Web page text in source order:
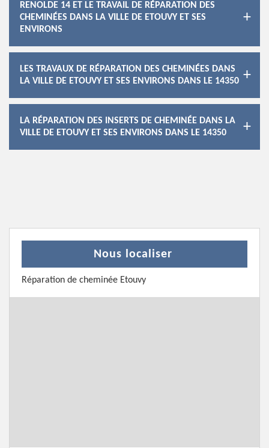
RENOLDE 14 ET LE TRAVAIL DE RÉPARATION DES
CHEMINÉES DANS LA VILLE DE ETOUVY ET SES
ENVIRONS
LES TRAVAUX DE RÉPARATION DES CHEMINÉES DANS
LA VILLE DE ETOUVY ET SES ENVIRONS DANS LE 14350
LA RÉPARATION DES INSERTS DE CHEMINÉE DANS LA
VILLE DE ETOUVY ET SES ENVIRONS DANS LE 14350
Nous localiser
Réparation de cheminée Etouvy